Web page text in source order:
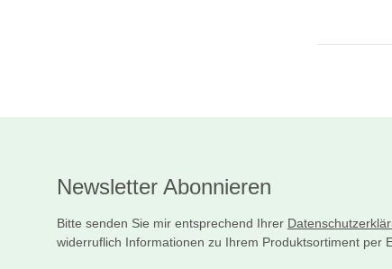
Newsletter Abonnieren
Bitte senden Sie mir entsprechend Ihrer
widerruflich Informationen zu Ihrem Produktsortiment per